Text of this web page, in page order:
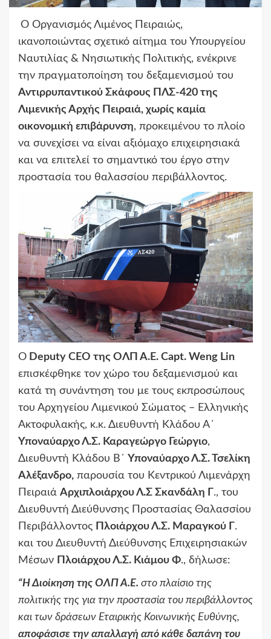
Ο Οργανισμός Λιμένος Πειραιώς,
ικανοποιώντας σχετικό αίτημα του Υπουργείου
Ναυτιλίας & Νησιωτικής Πολιτικής, ενέκρινε
την πραγματοποίηση του δεξαμενισμού του
Αντιρρυπαντικού Σκάφους ΠΛΣ-420 της
Λιμενικής Αρχής Πειραιά, χωρίς καμία
οικονομική επιβάρυνση, προκειμένου το πλοίο
να συνεχίσει να είναι αξιόμαχο επιχειρησιακά
και να επιτελεί το σημαντικό του έργο στην
προστασία του θαλασσίου περιβάλλοντος.
Ο Deputy CEO της ΟΛΠ Α.Ε. Capt. Weng Lin
επισκέφθηκε τον χώρο του δεξαμενισμού και
κατά τη συνάντηση του με τους εκπροσώπους
του Αρχηγείου Λιμενικού Σώματος – Ελληνικής
Ακτοφυλακής, κ.κ. Διευθυντή Κλάδου Α΄
Υποναύαρχο Λ.Σ. Καραγεώργο Γεώργιο,
Διευθυντή Κλάδου Β΄ Υποναύαρχο Λ.Σ. Τσελίκη
Αλέξανδρο, παρουσία του Κεντρικού Λιμενάρχη
Πειραιά Αρχιπλοιάρχου Λ.Σ Σκανδάλη Γ., του
Διευθυντή Διεύθυνσης Προστασίας Θαλασσίου
Περιβάλλοντος Πλοιάρχου Λ.Σ. Μαραγκού Γ.
και του Διευθυντή Διεύθυνσης Επιχειρησιακών
Μέσων Πλοιάρχου Λ.Σ. Κιάμου Φ., δήλωσε:
“Η Διοίκηση της ΟΛΠ Α.Ε. στο πλαίσιο της
πολιτικής της για την προστασία του περιβάλλοντος
και των δράσεων Εταιρικής Κοινωνικής Ευθύνης,
αποφάσισε την απαλλαγή από κάθε δαπάνη του